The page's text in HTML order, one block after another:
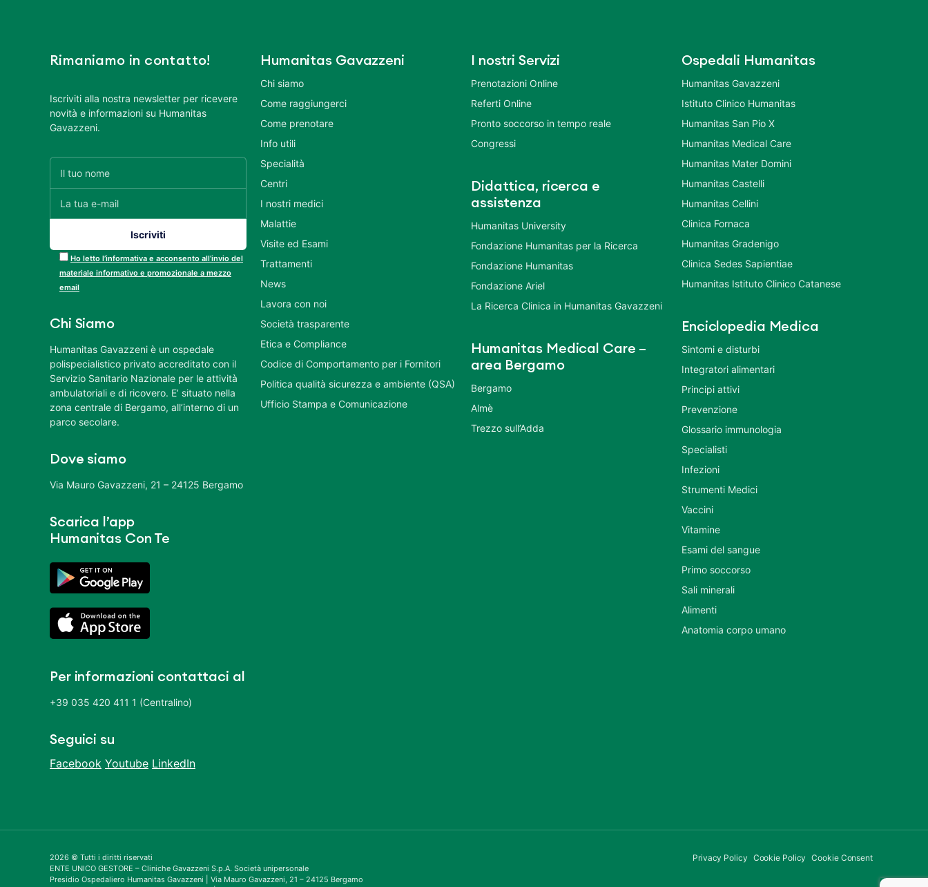
Rimaniamo in contatto!
Iscriviti alla nostra newsletter per ricevere
novità e informazioni su Humanitas
Gavazzeni.
Ho letto l’informativa e acconsento all’invio del
materiale informativo e promozionale a mezzo
email
Chi Siamo
Humanitas Gavazzeni è un ospedale
polispecialistico privato accreditato con il
Servizio Sanitario Nazionale per le attività
ambulatoriali e di ricovero. E’ situato nella
zona centrale di Bergamo, all’interno di un
parco secolare.
Dove siamo
Via Mauro Gavazzeni, 21 – 24125 Bergamo
Scarica l’app
Humanitas Con Te
Per informazioni contattaci al
+39 035 420 411 1 (Centralino)
Seguici su
Facebook Youtube LinkedIn
Humanitas Gavazzeni
Chi siamo
Come raggiungerci
Come prenotare
Info utili
Specialità
Centri
I nostri medici
Malattie
Visite ed Esami
Trattamenti
News
Lavora con noi
Società trasparente
Etica e Compliance
Codice di Comportamento per i Fornitori
Politica qualità sicurezza e ambiente (QSA)
Ufficio Stampa e Comunicazione
I nostri Servizi
Prenotazioni Online
Referti Online
Pronto soccorso in tempo reale
Congressi
Didattica, ricerca e
assistenza
Humanitas University
Fondazione Humanitas per la Ricerca
Fondazione Humanitas
Fondazione Ariel
La Ricerca Clinica in Humanitas Gavazzeni
Humanitas Medical Care –
area Bergamo
Bergamo
Almè
Trezzo sull’Adda
Ospedali Humanitas
Humanitas Gavazzeni
Istituto Clinico Humanitas
Humanitas San Pio X
Humanitas Medical Care
Humanitas Mater Domini
Humanitas Castelli
Humanitas Cellini
Clinica Fornaca
Humanitas Gradenigo
Clinica Sedes Sapientiae
Humanitas Istituto Clinico Catanese
Enciclopedia Medica
Sintomi e disturbi
Integratori alimentari
Principi attivi
Prevenzione
Glossario immunologia
Specialisti
Infezioni
Strumenti Medici
Vaccini
Vitamine
Esami del sangue
Primo soccorso
Sali minerali
Alimenti
Anatomia corpo umano
2026 © Tutti i diritti riservati
ENTE UNICO GESTORE – Cliniche Gavazzeni S.p.A. Società unipersonale
Presidio Ospedaliero Humanitas Gavazzeni | Via Mauro Gavazzeni, 21 – 24125 Bergamo
Privacy Policy Cookie Policy Cookie Consent